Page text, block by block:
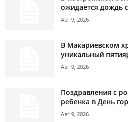
ожидается дождь
Авг 9, 2026
В Макариевском
уникальный
Авг 9, 2026
Поздравления с
ребенка в День
Авг 9, 2026